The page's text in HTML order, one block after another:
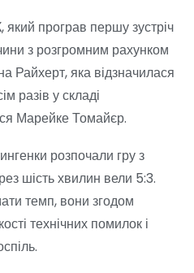
програв першу зустріч
з розгромним рахунком
Райхерт, яка відзначилася
разів у складі
Марейке Томайєр.
розпочали гру з
шість хвилин вели 5:3.
темп, вони згодом
технічних помилок і